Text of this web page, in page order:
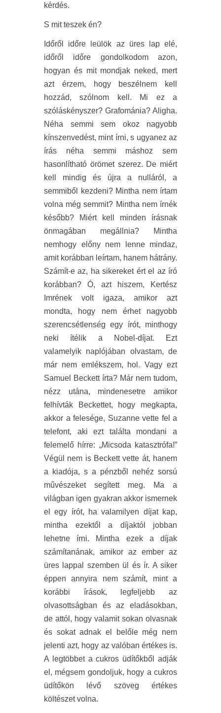
kérdés.
S mit teszek én?
Időről időre leülök az üres lap elé,
időről időre gondolkodom azon,
hogyan és mit mondjak neked, mert
azt érzem, hogy beszélnem kell
hozzád, szólnom kell. Mi ez a
szóláskényszer? Grafománia? Aligha.
Néha semmi sem okoz nagyobb
kínszenvedést, mint írni, s ugyanez az
írás néha semmi máshoz sem
hasonlítható örömet szerez. De miért
kell mindig és újra a nulláról, a
semmiből kezdeni? Mintha nem írtam
volna még semmit? Mintha nem írnék
később? Miért kell minden írásnak
önmagában megállnia? Mintha
nemhogy előny nem lenne mindaz,
amit korábban leírtam, hanem hátrány.
Számít-e az, ha sikereket ért el az író
korábban? Ó, azt hiszem, Kertész
Imrének volt igaza, amikor azt
mondta, hogy nem érhet nagyobb
szerencsétlenség egy írót, minthogy
neki ítélik a Nobel-díjat. Ezt
valamelyik naplójában olvastam, de
már nem emlékszem, hol. Vagy ezt
Samuel Beckett írta? Már nem tudom,
nézz utána, mindenesetre amikor
felhívták Beckettet, hogy megkapta,
akkor a felesége, Suzanne vette fel a
telefont, aki ezt találta mondani a
felemelő hírre: „Micsoda katasztrófa!”
Végül nem is Beckett vette át, hanem
a kiadója, s a pénzből nehéz sorsú
művészeket segített meg. Ma a
világban igen gyakran akkor ismernek
el egy írót, ha valamilyen díjat kap,
mintha ezektől a díjaktól jobban
lehetne írni. Mintha ezek a díjak
számítanának, amikor az ember az
üres lappal szemben ül és ír. A siker
éppen annyira nem számít, mint a
korábbi írások, legfeljebb az
olvasottságban és az eladásokban,
de attól, hogy valamit sokan olvasnak
és sokat adnak el belőle még nem
jelenti azt, hogy az valóban értékes is.
A legtöbbet a cukros üdítőkből adják
el, mégsem gondoljuk, hogy a cukros
üdítőkön lévő szöveg értékes
költészet volna.